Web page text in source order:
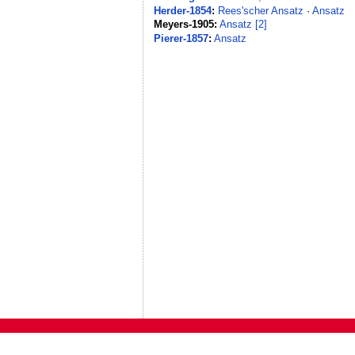
Herder-1854: Rees'scher Ansatz ·Ansatz
Meyers-1905: Ansatz [2]
Pierer-1857: Ansatz